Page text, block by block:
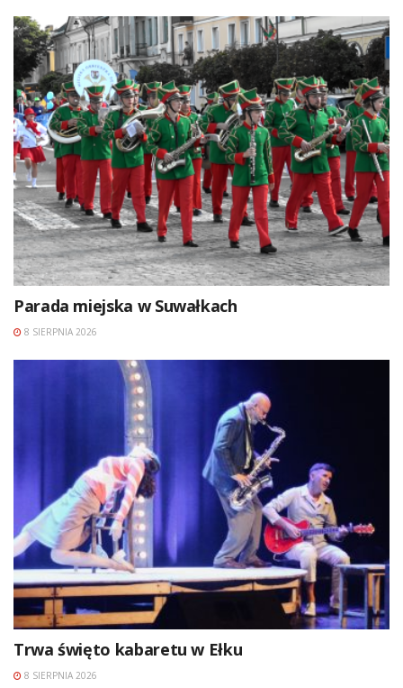
Parada miejska w Suwałkach
8 SIERPNIA 2026
Trwa święto kabaretu w Ełku
8 SIERPNIA 2026